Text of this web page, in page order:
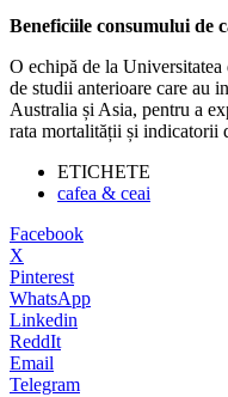
Beneficiile consumului de
O echipă de la
de studii anterioare care au
Australia și Asia, pentru a
rata mortalității și indicatorii
ETICHETE
cafea & ceai
Facebook
X
Pinterest
WhatsApp
Linkedin
ReddIt
Email
Telegram